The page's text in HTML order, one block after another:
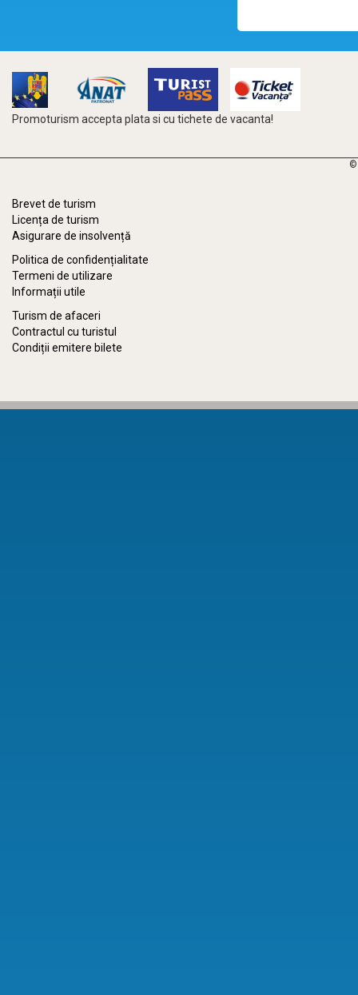
Promoturism accepta plata si cu tichete de vacanta!
©
Brevet de turism
Licența de turism
Asigurare de insolvență
Politica de confidențialitate
Termeni de utilizare
Informații utile
Turism de afaceri
Contractul cu turistul
Condiții emitere bilete